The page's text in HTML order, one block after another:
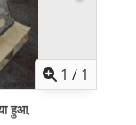
1 / 1
हुआ,